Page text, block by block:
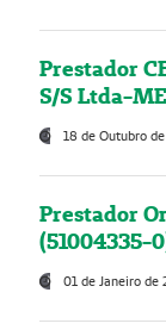
Prestador
S/S Ltda-
18 de Outubro
Prestador
(51004335-
01 de Janeiro de